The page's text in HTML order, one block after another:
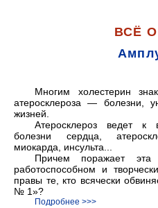
ВСЁ
Многим холестерин
атеросклероза — болезни,
жизней.
Атеросклероз ведет к
болезни сердца,
миокарда, инсульта...
Причем поражает
работоспособном и
правы те, кто всячески
№ 1»?
Подробнее >>>